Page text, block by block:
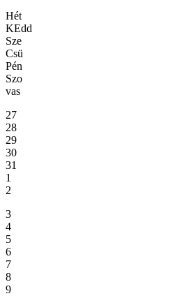
Hét
KEdd
Sze
Csü
Pén
Szo
vas
27
28
29
30
31
1
2
3
4
5
6
7
8
9